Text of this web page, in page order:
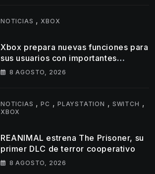
NOTICIAS ,XBOX
Xbox prepara nuevas funciones para
sus usuarios con importantes
cambios en capturas y logros
8 AGOSTO, 2026
NOTICIAS ,PC ,PLAYSTATION , SWITCH ,
XBOX
REANIMAL estrena The Prisoner, su
primer DLC de terror cooperativo
8 AGOSTO, 2026